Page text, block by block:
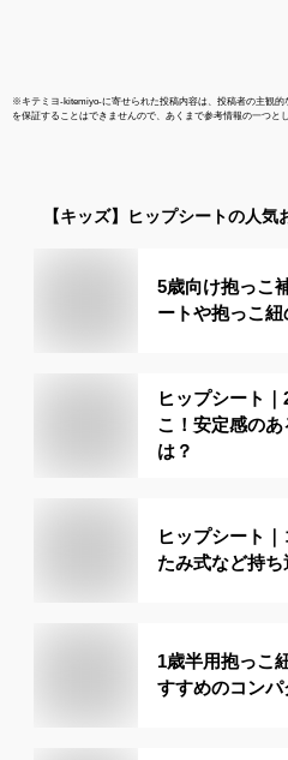
※キテミヨ-kitemiyo-に寄せられた投稿内容は、投稿者の主観
を保証することはできませんので、あくまで参考情報の一つと
【キッズ】 ヒップシートの人気
5歳向け抱っこ
ートや抱っこ紐
ヒップシート
こ！安定感の
は？
ヒップシート
たみ式など持
1歳半用抱っこ
すすめのコンパ